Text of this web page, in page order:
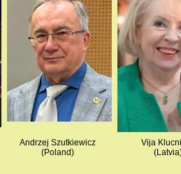
Andrzej Szutkiewicz
(Poland)
Vija